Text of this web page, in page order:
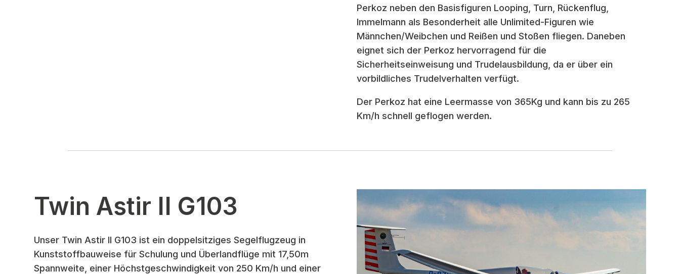
Perkoz neben den Basisfiguren Looping, Turn, Rückenflug,
Immelmann als Besonderheit alle Unlimited-Figuren wie
Männchen/Weibchen und Reißen und Stoßen fliegen. Daneben
eignet sich der Perkoz hervorragend für die
Sicherheitseinweisung und Trudelausbildung, da er über ein
vorbildliches Trudelverhalten verfügt.
Der Perkoz hat eine Leermasse von 365Kg und kann bis zu 265
Km/h schnell geflogen werden.
Twin Astir II G103
Unser Twin Astir II G103 ist ein doppelsitziges Segelflugzeug in
Kunststoffbauweise für Schulung und Überlandflüge mit 17,50m
Spannweite, einer Höchstgeschwindigkeit von 250 Km/h und einer